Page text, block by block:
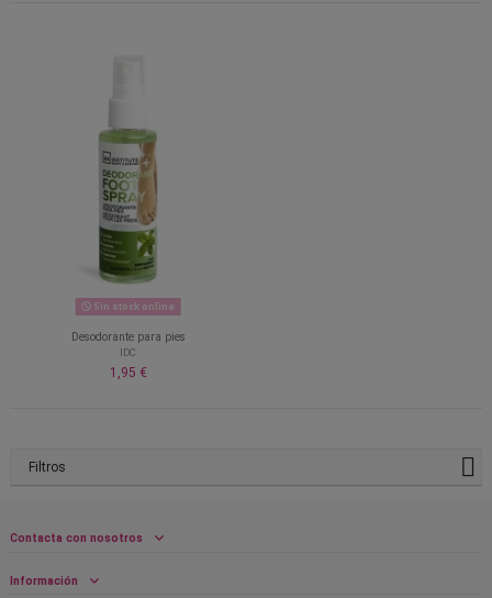
Sin stock online
Desodorante para pies
IDC
1,95 €
Filtros
Contacta con nosotros
Información